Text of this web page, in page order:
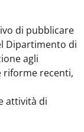
di pubblicare
Dipartimento di
agli
riforme recenti,
attività di